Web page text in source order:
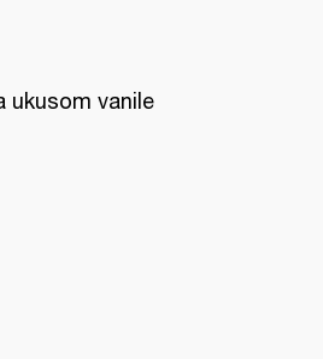
ukusom vanile